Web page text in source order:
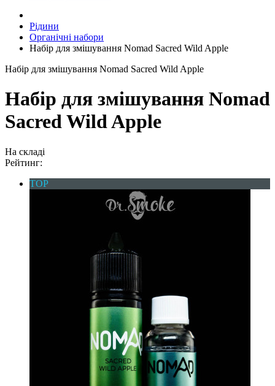
Рідини
Органічні набори
Набір для змішування Nomad Sacred Wild Apple
Набір для змішування Nomad Sacred Wild Apple
Набір для змішування Nomad
Sacred Wild Apple
На складі
Рейтинг:
TOP